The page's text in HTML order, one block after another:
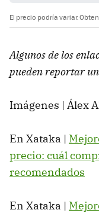
El precio podría variar.
Algunos de los
pueden reportar
Imágenes | Álex
En Xataka |
precio: cuál
recomendados
En Xataka |